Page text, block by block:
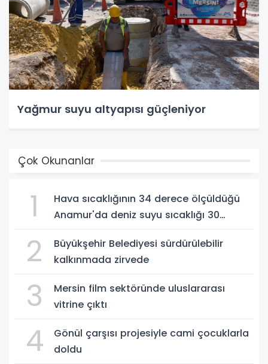
Yağmur suyu altyapısı güçleniyor
Çok Okunanlar
1
Hava sıcaklığının 34 derece ölçüldüğü
Anamur'da deniz suyu sıcaklığı 30
2
Büyükşehir Belediyesi sürdürülebilir
kalkınmada zirvede
3
Mersin film sektöründe uluslararası
vitrine çıktı
4
Gönül çarşısı projesiyle cami çocuklarla
doldu